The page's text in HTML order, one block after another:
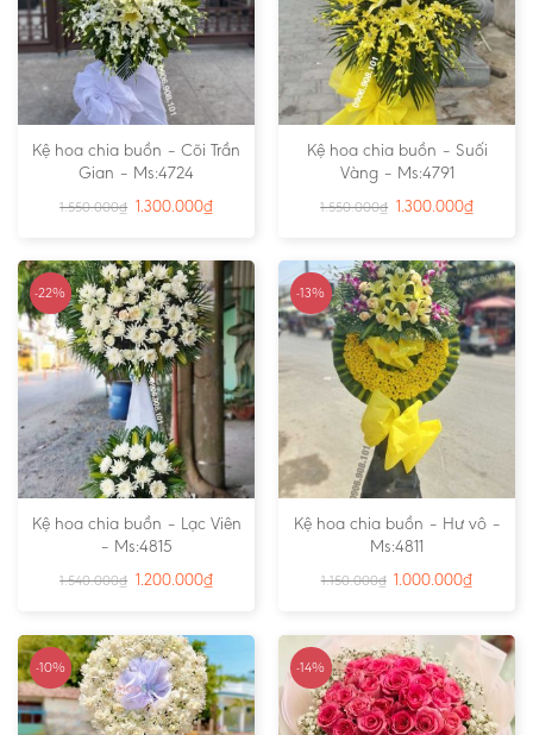
Kệ hoa chia buồn – Cõi Trần
Gian – Ms:4724
1.550.000₫ 1.300.000₫
Kệ hoa chia buồn – Suối
Vàng – Ms:4791
1.550.000₫ 1.300.000₫
-22%
Kệ hoa chia buồn – Lạc Viên
– Ms:4815
1.540.000₫ 1.200.000₫
-13%
Kệ hoa chia buồn – Hư vô –
Ms:4811
1.150.000₫ 1.000.000₫
-10% -14%